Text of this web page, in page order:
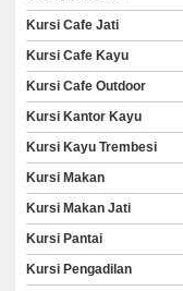
Kursi Cafe Jati
Kursi Cafe Kayu
Kursi Cafe Outdoor
Kursi Kantor Kayu
Kursi Kayu Trembesi
Kursi Makan
Kursi Makan Jati
Kursi Pantai
Kursi Pengadilan